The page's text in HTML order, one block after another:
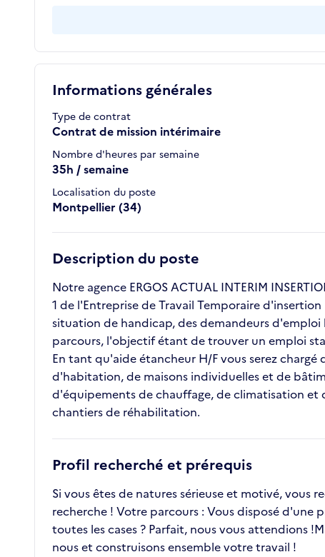
Informations générales
Type de contrat
Contrat de mission intérimaire
Nombre d'heures par semaine
35h / semaine
Localisation du poste
Montpellier (34)
Description du poste
Notre agence ERGOS ACTUAL INTERIM
1 de l'Entreprise de Travail Temporaire
situation de handicap, des demandeurs
parcours, l'objectif étant de trouver un emploi
En tant qu'aide étancheur H/F vous serez
d'habitation, de maisons individuelles et de
d'équipements de chauffage, de climatisation et
chantiers de réhabilitation.
Profil recherché et prérequis
Si vous êtes de natures sérieuse et motivé, vous
recherche ! Votre parcours : Vous disposé d'une
toutes les cases ? Parfait, nous vous attendions
nous et construisons ensemble votre travail !